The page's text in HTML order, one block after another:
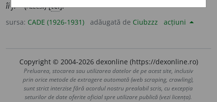
îi fi ~(ALECS.) [tc.].
sursa: CADE (1926-1931) adăugată de Ciubzzz acțiuni
Copyright © 2004-2026 dexonline (https://dexonline.ro)
Preluarea, stocarea sau utilizarea datelor de pe acest site, inclusiv
prin orice metode de extragere automată (web scraping, crawling),
sunt strict interzise fără acordul nostru prealabil scris, cu excepția
seturilor de date oferite oficial spre utilizare publică (vezi licența).